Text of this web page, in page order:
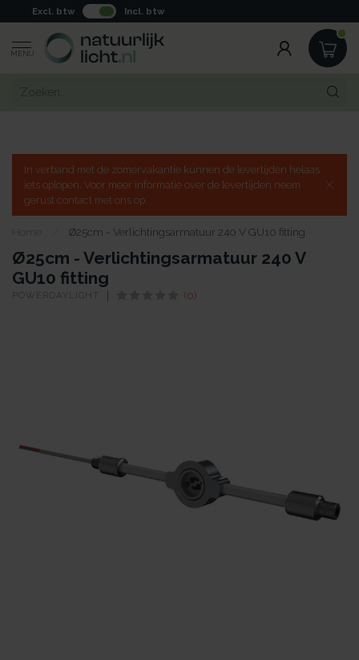
Excl. btw Incl. btw
MENU
In verband met de zomervakantie kunnen de levertijden helaas
iets oplopen. Voor meer informatie over de levertijden neem
gerust contact met ons op.
Home Ø25cm - Verlichtingsarmatuur 240 V GU10 fitting
Ø25cm - Verlichtingsarmatuur 240 V
GU10 fitting
POWERDAYLIGHT (0)